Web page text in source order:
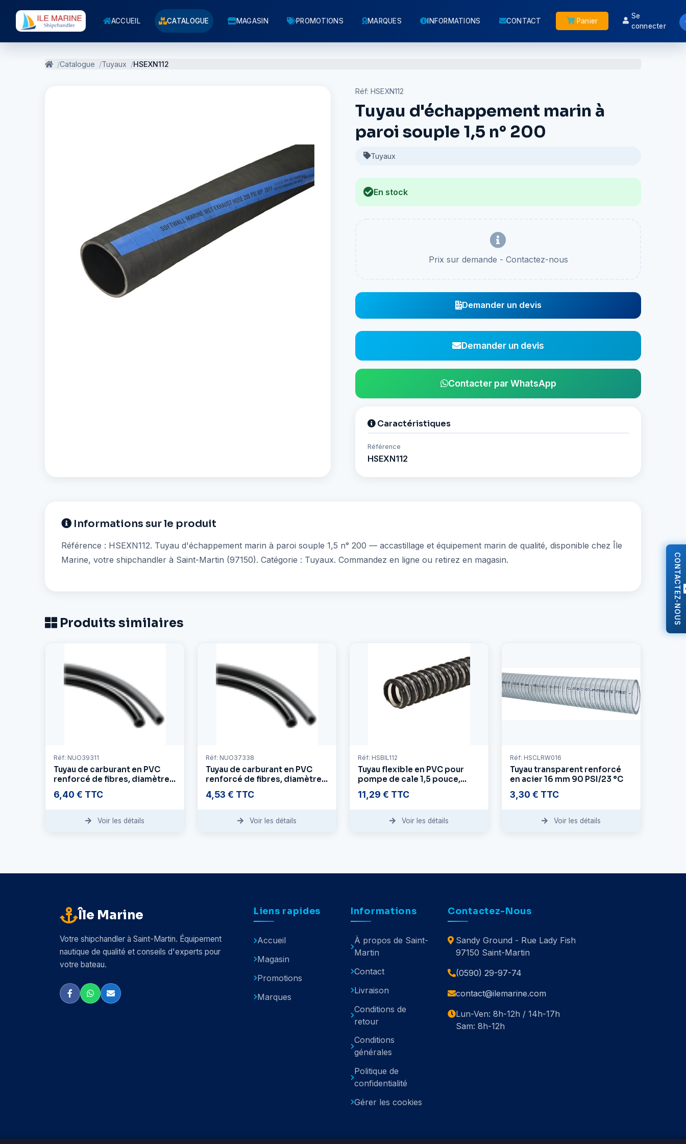
CONTACTEZ-NOUS
ACCUEIL CATALOGUE MAGASIN PROMOTIONS MARQUES INFORMATIONS CONTACT Panier
Se
connecter
Catalogue Tuyaux HSEXN112
Réf: HSEXN112
Tuyau d'échappement marin à
paroi souple 1,5 n° 200
Tuyaux
En stock
Prix sur demande - Contactez-nous
Demander un devis
Demander un devis
Contacter par WhatsApp
Caractéristiques
Référence
HSEXN112
Informations sur le produit
Référence : HSEXN112. Tuyau d'échappement marin à paroi souple 1,5 n° 200 — accastillage et équipement marin de qualité, disponible chez Île
Marine, votre shipchandler à Saint-Martin (97150). Catégorie : Tuyaux. Commandez en ligne ou retirez en magasin.
Produits similaires
Réf: NUO39311
Tuyau de carburant en PVC
renforcé de fibres, diamètre
intérieur 10 mm - diamètre
extérieur 16 mm
6,40 € TTC
Voir les détails
Réf: NUO37338
Tuyau de carburant en PVC
renforcé de fibres, diamètre
intérieur 7 mm - diamètre
extérieur 13 mm
4,53 € TTC
Voir les détails
Réf: HSBIL112
Tuyau flexible en PVC pour
pompe de cale 1,5 pouce,
141 pièces par pied
11,29 € TTC
Voir les détails
Réf: HSCLRW016
Tuyau transparent renforcé
en acier 16 mm 90 PSI/23 °C
3,30 € TTC
Voir les détails
Île Marine
Votre shipchandler à Saint-Martin. Équipement
nautique de qualité et conseils d'experts pour
votre bateau.
Liens rapides
Accueil
Magasin
Promotions
Marques
Informations
À propos de Saint-
Martin
Contact
Livraison
Conditions de
retour
Conditions
générales
Politique de
confidentialité
Gérer les cookies
Contactez-Nous
Sandy Ground - Rue Lady Fish
97150 Saint-Martin
(0590) 29-97-74
contact@ilemarine.com
Lun-Ven: 8h-12h / 14h-17h
Sam: 8h-12h